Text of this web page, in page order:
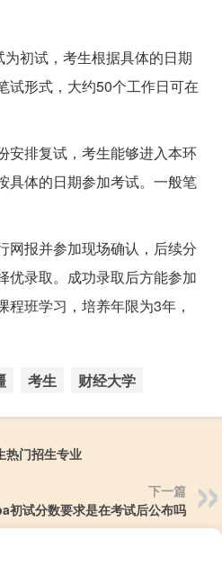
初试，考生根据具体的日期
试形式，大约50个工作日可在
安排复试，考生能够进入本环
具体的日期参加考试。一般笔
网报并参加现场确认，后续分
优录取。成功录取后方能参加
班学习，培养年限为3年，
考生 财经大学
热门招生专业
下一篇
初试分数要求是在考试后公布吗